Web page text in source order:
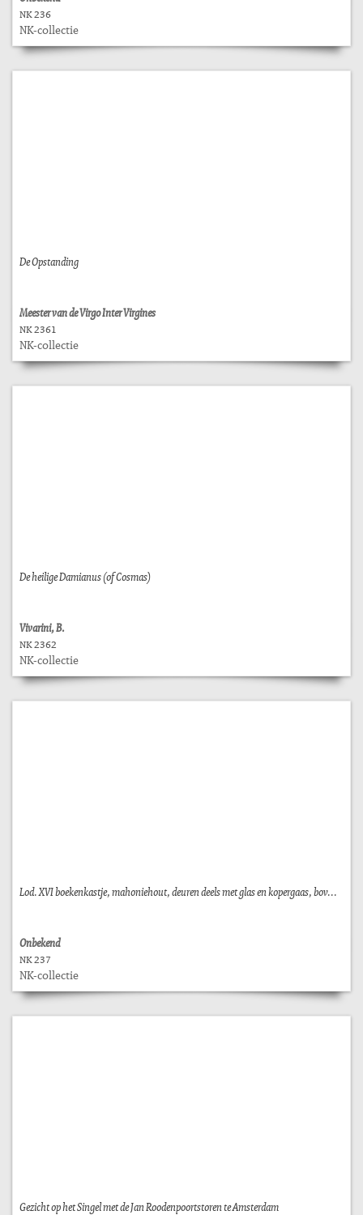
NK 236
NK-collectie
De Opstanding
Meester van de Virgo Inter Virgines
NK 2361
NK-collectie
De heilige Damianus (of Cosmas)
Vivarini, B.
NK 2362
NK-collectie
Lod. XVI boekenkastje, mahoniehout, deuren deels met glas en kopergaas, bov...
Onbekend
NK 237
NK-collectie
Gezicht op het Singel met de Jan Roodenpoortstoren te Amsterdam